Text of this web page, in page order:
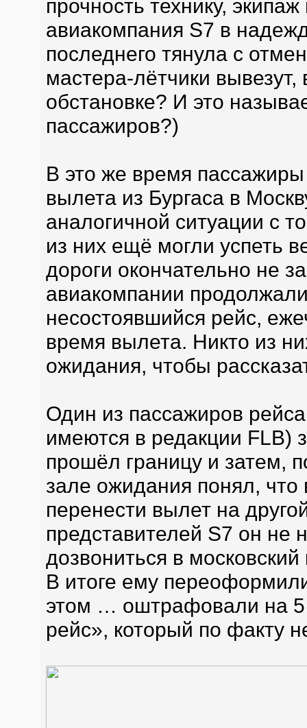
прочность технику,
авиакомпания S7 в
последнего тянула с
мастера-лётчики
обстановке? И это
пассажиров?)
В это же время
вылета из Бургаса в
аналогичной ситуации с
из них ещё могли успеть
дороги окончательно не
авиакомпании
несостоявшийся рейс,
время вылета. Никто из
ожидания, чтобы
Один из пассажиров
имеются в редакции FLB)
прошёл границу и затем,
зале ожидания понял, что
перенести вылет на
представителей S7 он не
дозвониться в
В итоге ему
этом … оштрафовали на 5
рейс», который по факту